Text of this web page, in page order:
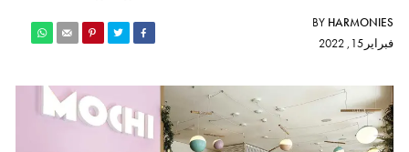
BY HARMONIES
فبراير 15, 2022